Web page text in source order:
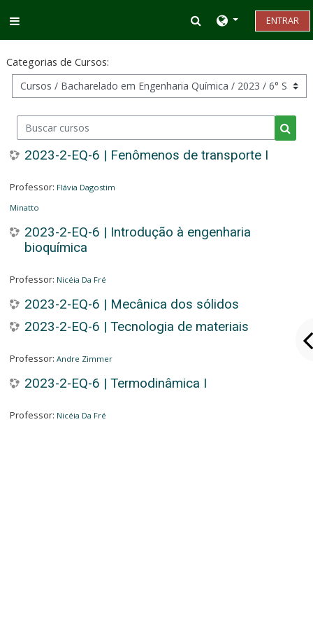
Alternar entrada
ENTRAR
Categorias de Cursos:
Buscar cursos
2023-2-EQ-6 | Fenômenos de transporte I
Professor: Flávia Dagostim
Minatto
2023-2-EQ-6 | Introdução à engenharia
bioquímica
Professor: Nicéia Da Fré
2023-2-EQ-6 | Mecânica dos sólidos
2023-2-EQ-6 | Tecnologia de materiais
Professor: Andre Zimmer
2023-2-EQ-6 | Termodinâmica I
Professor: Nicéia Da Fré